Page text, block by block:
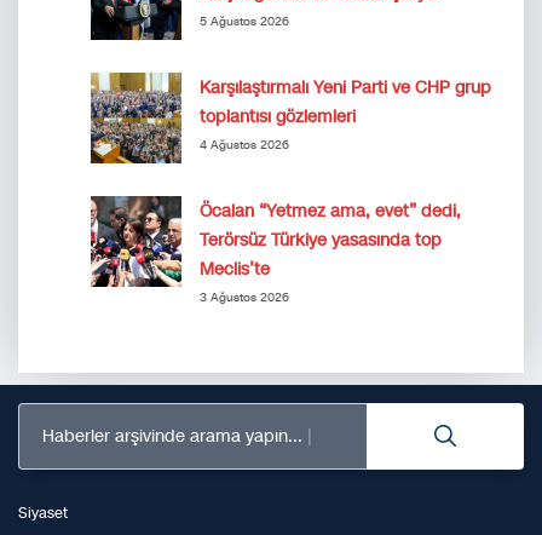
5 Ağustos 2026
Karşılaştırmalı Yeni Parti ve CHP grup
toplantısı gözlemleri
4 Ağustos 2026
Öcalan “Yetmez ama, evet” dedi,
Terörsüz Türkiye yasasında top
Meclis’te
3 Ağustos 2026
Haberler arşivinde arama yapın...
Siyaset